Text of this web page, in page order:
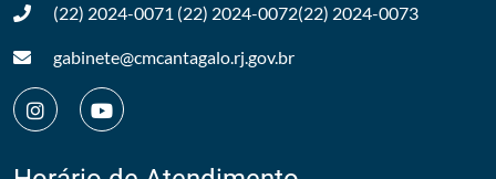
(22) 2024-0071 (22) 2024-0072(22) 2024-0073
gabinete@cmcantagalo.rj.gov.br